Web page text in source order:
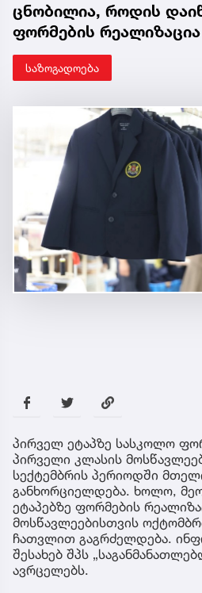
ცნობილია, როდის
ფორმების რეალიზაცია
საზოგადოება
პირველ ეტაპზე სასკოლო
პირველი კლასის
სექტემბრის პერიოდში
განხორციელდება. ხოლო,
ეტაპებზე ფორმების
მოსწავლეებისთვის
ჩათვლით გაგრძელდება.
შესახებ შპს
ავრცელებს.